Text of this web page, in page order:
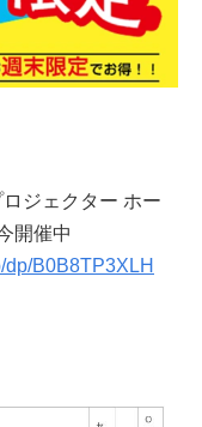
ジェクター ホー
開催中
dp/B0B8TP3XLH